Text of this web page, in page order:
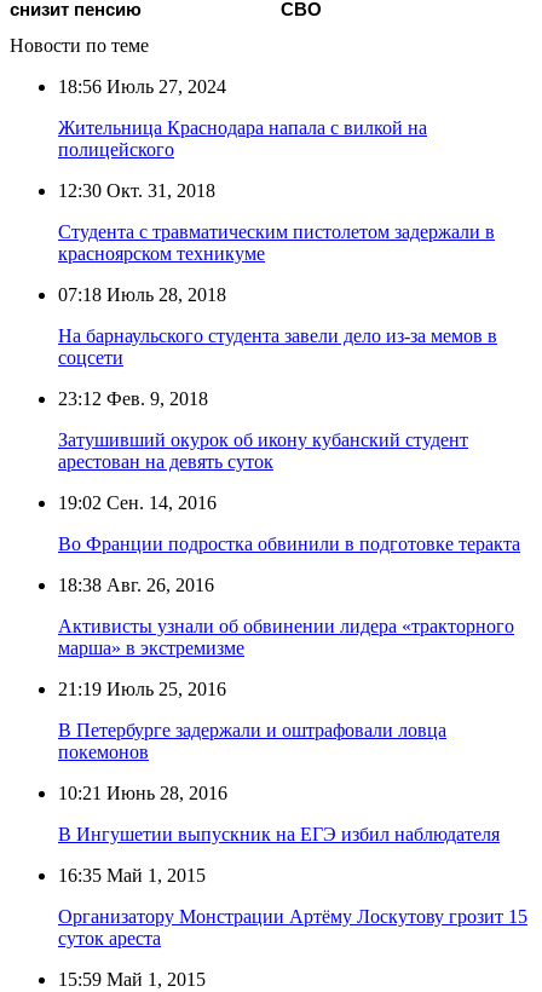
снизит пенсию
СВО
Новости по теме
18:56 Июль 27, 2024
Жительница Краснодара напала с вилкой на
полицейского
12:30 Окт. 31, 2018
Студента с травматическим пистолетом задержали в
красноярском техникуме
07:18 Июль 28, 2018
На барнаульского студента завели дело из-за мемов в
соцсети
23:12 Фев. 9, 2018
Затушивший окурок об икону кубанский студент
арестован на девять суток
19:02 Сен. 14, 2016
Во Франции подростка обвинили в подготовке теракта
18:38 Авг. 26, 2016
Активисты узнали об обвинении лидера «тракторного
марша» в экстремизме
21:19 Июль 25, 2016
В Петербурге задержали и оштрафовали ловца
покемонов
10:21 Июнь 28, 2016
В Ингушетии выпускник на ЕГЭ избил наблюдателя
16:35 Май 1, 2015
Организатору Монстрации Артёму Лоскутову грозит 15
суток ареста
15:59 Май 1, 2015